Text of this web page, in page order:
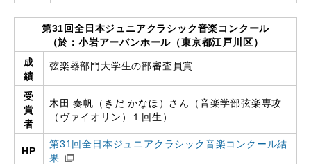
第31回全日本ジュニアクラシック音楽コンクール
（於：小岩アーバンホール（東京都江戸川区）
成
績
弦楽器部門大学生の部審査員賞
受
賞
者
木田 奏帆（きだ かなほ）さん（音楽学部弦楽専攻
（ヴァイオリン）１回生）
HP
第31回全日本ジュニアクラシック音楽コンクール結
果​